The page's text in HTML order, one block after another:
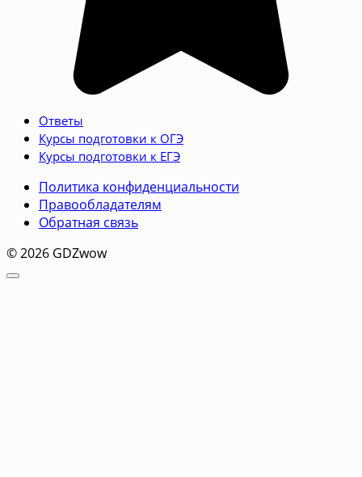
Ответы
Курсы подготовки к ОГЭ
Курсы подготовки к ЕГЭ
Политика конфиденциальности
Правообладателям
Обратная связь
© 2026 GDZwow